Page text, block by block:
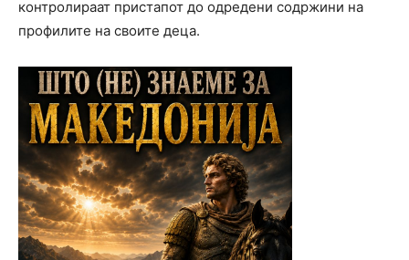
контролираат пристапот до одредени содржини на
профилите на своите деца.